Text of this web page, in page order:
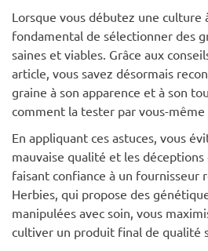
Lorsque vous débutez une culture
fondamental de sélectionner des
saines et viables. Grâce aux
article, vous savez désormais
graine à son apparence et à son
comment la tester par vous-même
En appliquant ces astuces, vous
mauvaise qualité et les
faisant confiance à un fournisseur
Herbies, qui propose des
manipulées avec soin, vous
cultiver un produit final de qualité